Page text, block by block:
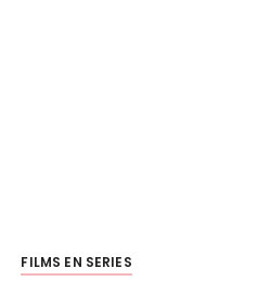
FILMS EN SERIES